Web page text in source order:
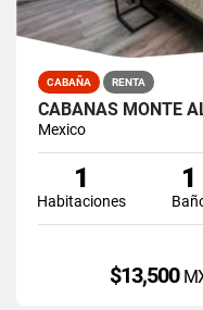
CABAÑA RENTA
CABAÑAS MONTE
Mexico
1
Habitaciones
1
$13,500